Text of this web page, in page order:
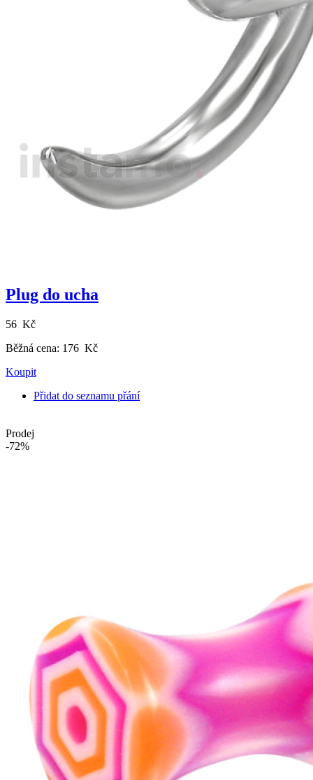
Plug do ucha
56 Kč
Běžná cena: 176 Kč
Koupit
Přidat do seznamu přání
Prodej
-72%